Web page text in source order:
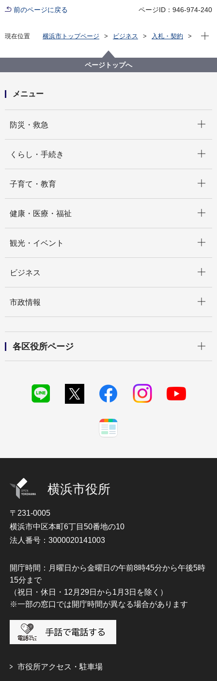
前のページに戻る ページID：946-974-240
現在位置 横浜市トップページ ビジネス
入札・契約
【公募型指名競争入札】令和６年度 蚊媒介感染症のサ
ーベイランス事業業務委託
現在
ページトップへ
メニュー
防災・救急
くらし・手続き
子育て・教育
健康・医療・福祉
観光・イベント
ビジネス
市政情報
各区役所ページ
横浜市役所
〒231-0005
横浜市中区本町6丁目50番地の10
法人番号：3000020141003
開庁時間：月曜日から金曜日の午前8時45分から午後5時
15分まで
（祝日・休日・12月29日から1月3日を除く）
※一部の窓口では開庁時間が異なる場合があります
市役所アクセス・駐車場